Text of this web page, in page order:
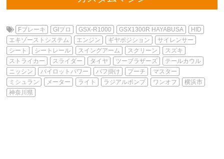
Fブレーキ GIプロ GSX-R1000 GSX1300R HAYABUSA
HID
エキゾーストシステム
エンジン ギヤポジション
サイレンサー
シート
シートレール スイングアーム スクリーン
スズキ
ストライカー
スライダー タイヤ ツーブラザーズ
テールカウル
ニッシン
パイロットパワー バフ掛け プーチ
マスター
ミシュラン
メーター ライト ラジアルポンプ ワンオフ
横浜市
神奈川県